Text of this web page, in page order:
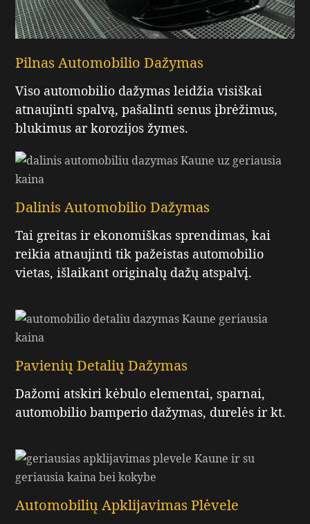
Pilnas Automobilio Dažymas
Viso automobilio dažymas leidžia visiškai
atnaujinti spalvą, pašalinti senus įbrėžimus,
blukimus ar korozijos žymes.
Dalinis Automobilio Dažymas
Tai greitas ir ekonomiškas sprendimas, kai
reikia atnaujinti tik pažeistas automobilio
vietas, išlaikant originalų dažų atspalvį.
Pavienių Detalių Dažymas
Dažomi atskiri kėbulo elementai, sparnai,
automobilio bamperio dažymas, durelės ir kt.
Automobilių Apklijavimas Plėvele